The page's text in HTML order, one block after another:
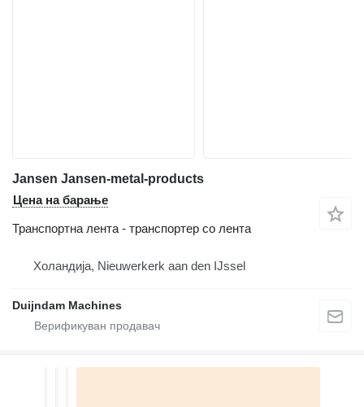
Jansen Jansen-metal-products
Цена на барање
Транспортна лента - транспортер со лента
Холандија, Nieuwerkerk aan den IJssel
Duijndam Machines